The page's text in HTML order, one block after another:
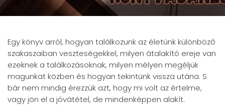
Egy könyv arról, hogyan találkozunk az életünk különböző
szakaszaiban veszteségekkel, milyen átalakító ereje van
ezeknek a találkozásoknak, milyen mélyen megéljük
magunkat közben és hogyan tekintünk vissza utána. S
bár nem mindig érezzük azt, hogy mi volt az értelme,
vagy jön el a jóvátétel, de mindenképpen alakít.